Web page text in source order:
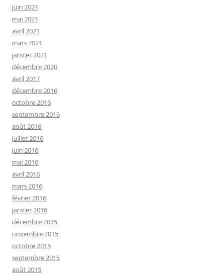
juin 2021
mai 2021
avril 2021
mars 2021
janvier 2021
décembre 2020
avril 2017
décembre 2016
octobre 2016
septembre 2016
août 2016
juillet 2016
juin 2016
mai 2016
avril 2016
mars 2016
février 2016
janvier 2016
décembre 2015
novembre 2015
octobre 2015
septembre 2015
août 2015